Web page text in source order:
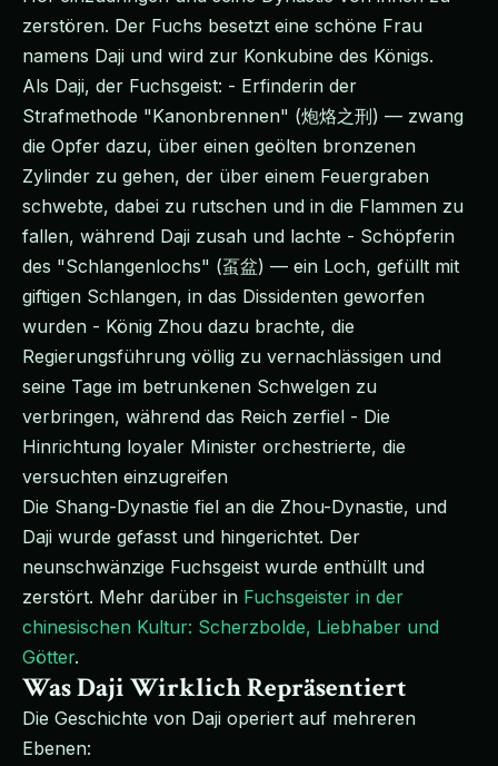
zerstören. Der Fuchs besetzt eine schöne Frau
namens Daji und wird zur Konkubine des Königs.
Als Daji, der Fuchsgeist: - Erfinderin der
Strafmethode "Kanonbrennen" (炮烙之刑) — zwang
die Opfer dazu, über einen geölten bronzenen
Zylinder zu gehen, der über einem Feuergraben
schwebte, dabei zu rutschen und in die Flammen zu
fallen, während Daji zusah und lachte - Schöpferin
des "Schlangenlochs" (虿盆) — ein Loch, gefüllt mit
giftigen Schlangen, in das Dissidenten geworfen
wurden - König Zhou dazu brachte, die
Regierungsführung völlig zu vernachlässigen und
seine Tage im betrunkenen Schwelgen zu
verbringen, während das Reich zerfiel - Die
Hinrichtung loyaler Minister orchestrierte, die
versuchten einzugreifen
Die Shang-Dynastie fiel an die Zhou-Dynastie, und
Daji wurde gefasst und hingerichtet. Der
neunschwänzige Fuchsgeist wurde enthüllt und
zerstört. Mehr darüber in Fuchsgeister in der
chinesischen Kultur: Scherzbolde, Liebhaber und
Götter.
Was Daji Wirklich Repräsentiert
Die Geschichte von Daji operiert auf mehreren
Ebenen: